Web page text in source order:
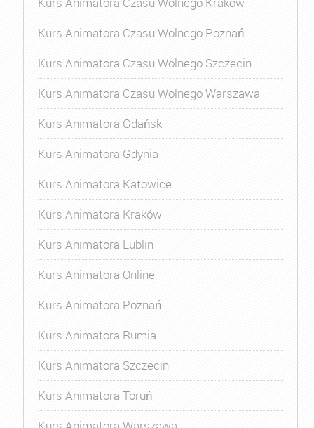
Kurs Animatora Czasu Wolnego Poznań
Kurs Animatora Czasu Wolnego Szczecin
Kurs Animatora Czasu Wolnego Warszawa
Kurs Animatora Gdańsk
Kurs Animatora Gdynia
Kurs Animatora Katowice
Kurs Animatora Kraków
Kurs Animatora Lublin
Kurs Animatora Online
Kurs Animatora Poznań
Kurs Animatora Rumia
Kurs Animatora Szczecin
Kurs Animatora Toruń